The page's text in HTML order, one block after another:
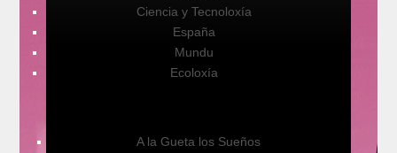
Ciencia y Tecnoloxía
España
Mundu
Ecoloxía
A la Gueta los Sueños